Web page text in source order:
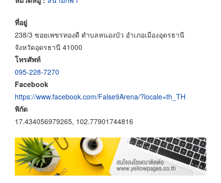
ที่อยู่
238/3 ซอยเพชรทองดี ตำบลหนองบัว อำเภอเมืองอุดรธานี
จังหวัดอุดรธานี 41000
โทรศัพท์
095-228-7270
Facebook
https://www.facebook.com/False9Arena/?locale=th_TH
พิกัด
17.434056979265, 102.77901744816